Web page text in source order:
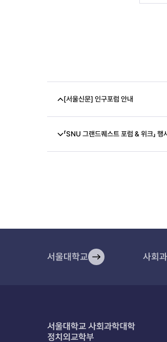
[서울신문] 인구포럼 안내
「SNU 그랜드퀘스트 포럼 & 위크」 행
서울대학교 사회